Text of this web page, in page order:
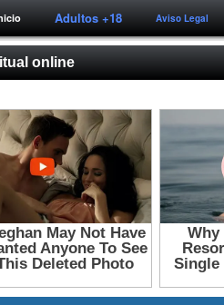
Adultos +18 Aviso Legal
online